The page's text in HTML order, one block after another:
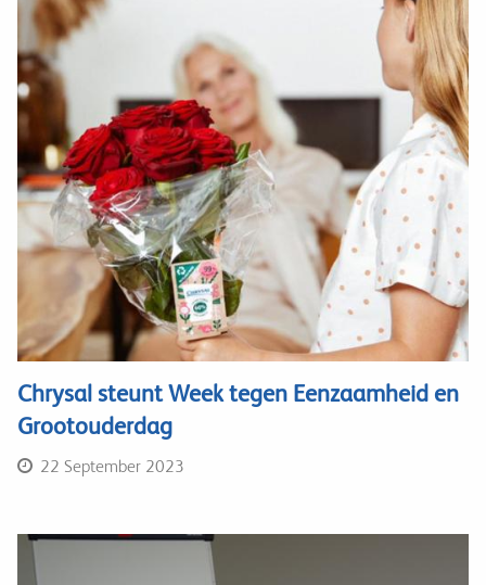
Chrysal steunt Week tegen Eenzaamheid en
Grootouderdag
22 September 2023